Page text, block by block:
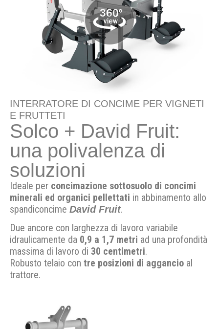
INTERRATORE DI CONCIME PER VIGNETI
E FRUTTETI
Solco + David Fruit:
una polivalenza di
soluzioni
Ideale per concimazione sottosuolo di concimi
minerali ed organici pellettati in abbinamento allo
spandiconcime David Fruit.
Due ancore con larghezza di lavoro variabile
idraulicamente da 0,9 a 1,7 metri ad una profondità
massima di lavoro di 30 centimetri.
Robusto telaio con tre posizioni di aggancio al
trattore.